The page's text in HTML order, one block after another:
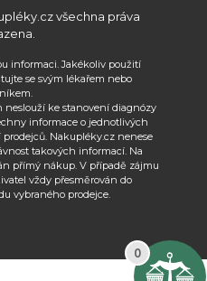
všechna práva
informaci. Jakékoliv použití
se svým lékařem nebo
ke stanovení diagnózy
informace o jednotlivých
Nakupléky.cz nenese
takových informací. Na
přímý nákup. V případě zájmu
vždy přesměrován do
vybraného prodejce.
0